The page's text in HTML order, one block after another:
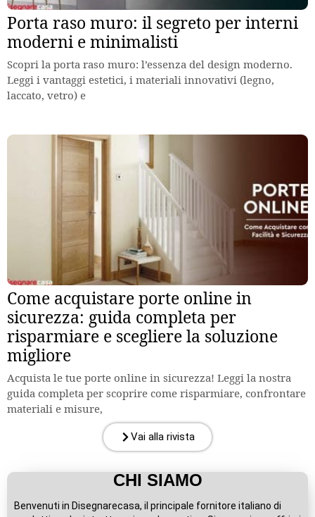
Porta raso muro: il segreto per interni
moderni e minimalisti
Scopri la porta raso muro: l’essenza del design moderno.
Leggi i vantaggi estetici, i materiali innovativi (legno,
laccato, vetro) e
Come acquistare porte online in
sicurezza: guida completa per
risparmiare e scegliere la soluzione
migliore
Acquista le tue porte online in sicurezza! Leggi la nostra
guida completa per scoprire come risparmiare, confrontare
materiali e misure,
Vai alla rivista
CHI SIAMO
Benvenuti in Disegnarecasa, il principale fornitore italiano di